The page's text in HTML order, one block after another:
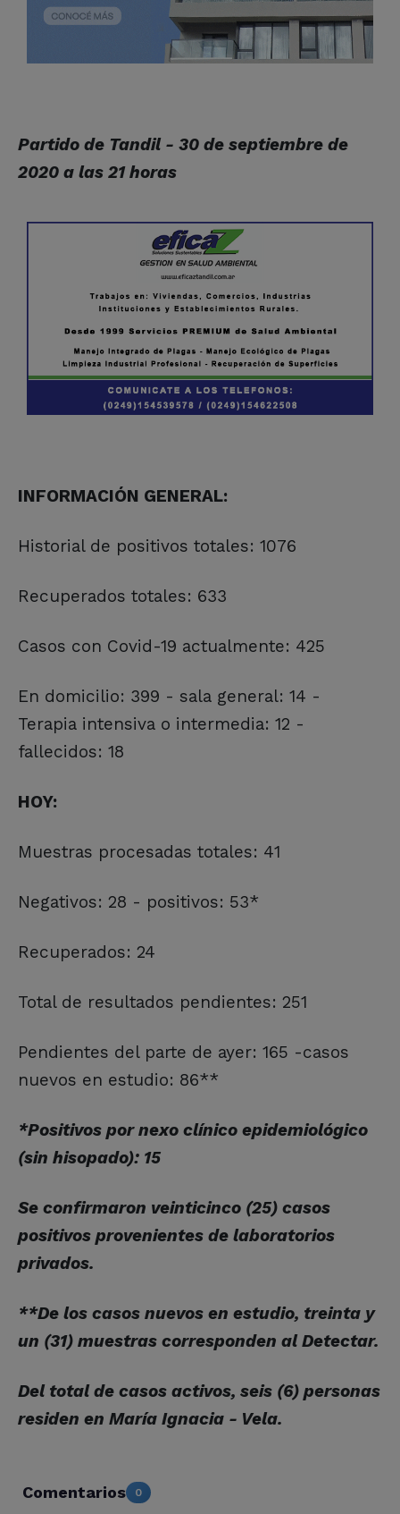
Partido de Tandil - 30 de septiembre de
2020 a las 21 horas
INFORMACIÓN GENERAL:
Historial de positivos totales: 1076
Recuperados totales: 633
Casos con Covid-19 actualmente: 425
En domicilio: 399 - sala general: 14 -
Terapia intensiva o intermedia: 12 -
fallecidos: 18
HOY:
Muestras procesadas totales: 41
Negativos: 28 - positivos: 53*
Recuperados: 24
Total de resultados pendientes: 251
Pendientes del parte de ayer: 165 -casos
nuevos en estudio: 86**
*Positivos por nexo clínico epidemiológico
(sin hisopado): 15
Se confirmaron veinticinco (25) casos
positivos provenientes de laboratorios
privados.
**De los casos nuevos en estudio, treinta y
un (31) muestras corresponden al Detectar.
Del total de casos activos, seis (6) personas
residen en María Ignacia - Vela.
Comentarios 0